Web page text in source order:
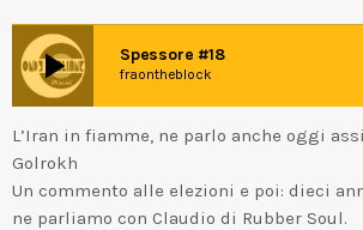
play_arrow Spessore #18
fraontheblock
L’Iran in fiamme, ne parlo anche oggi
Golrokh
Un commento alle elezioni e poi: dieci
ne parliamo con Claudio di Rubber Soul.